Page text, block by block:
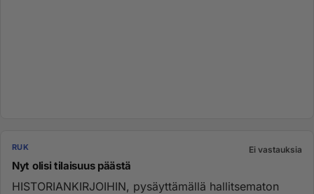
RUK Ei vastauksia
Nyt olisi tilaisuus päästä
HISTORIANKIRJOIHIN, pysäyttämällä hallitsematon